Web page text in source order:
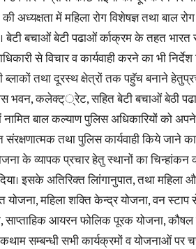
News
in
में महिला रोग विशेषज्ञ तथा बाल
बेटी बचाओं बेटी पढाओं र्काक्रम के तहत
से विचार व कार्यवाही करने का भी निर्देश
तथा दूरस्थ क्षेत्रों तक पहुॅच बनाने
भवन, कलेक्ट््रेट, सहित बेटी बचाओं बेठी
नामित बाल कल्याण पुलिस अधिकारियों को
तथा पुलिस कार्यवाही किये जाने का
के व्यापक प्रचार हेतु स्थानों का
इसके अतिरिक्त लिांगानुपात, तथा महिला
योजना, महिला शक्ति केन्द्र योजना, वन
साप्ताहिक आयरन फोलिक पूरक योजना,
सम्बन्धी सभी कार्यक्रमों व योजनाओं पर